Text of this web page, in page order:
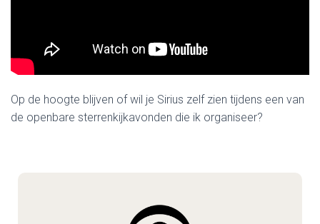
Op de hoogte blijven of wil je Sirius zelf zien tijdens een van
de openbare sterrenkijkavonden die ik organiseer?